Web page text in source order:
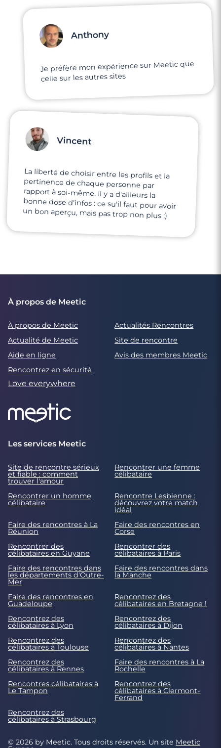
Anthony
Je préfère mon expérience sur Meetic que
celle sur les autres sites
Vincent
La liberté de choisir entre les profils et la
pertinence de chaque personne par
rapport à soi-même. Il y a d'ailleurs la
bonne dose d'infos : ce su'il faut pour avoir
un bon aperçu, mais pas trop non plus ;)
À propos de Meetic
À propos de Meetic
Actualités Rencontres
Actualité de Meetic
Site de rencontre
Aide en ligne
Avis des membres Meetic
Rencontrez en sécurité
Love everywhere
Les services Meetic
Site de rencontre sérieux
et fiable : comment
trouver l'amour
Rencontrer une femme
célibataire
Rencontrer un homme
célibataire
Rencontre Lesbienne :
découvrez votre match
idéal
Faire des rencontres à La
Réunion
Faire des rencontres en
Corse
Rencontrer des
célibataires en Guyane
Rencontrer des
célibataires à Paris
Faire des rencontres dans
les départements d'Outre-
Mer
Faire des rencontres dans
la Manche
Faire des rencontres en
Guadeloupe
Rencontrez des
célibataires en Bretagne !
Rencontrez des
célibataires à Lyon
Rencontrez des
célibataires à Dijon
Rencontrez des
célibataires à Toulouse
Rencontrez des
célibataires à Nantes
Rencontrez des
célibataires à Rennes
Faire des rencontres à La
Rochelle
Rencontres célibataires à
Le Tampon
Rencontrez des
célibataires à Clermont-
Ferrand
Rencontrez des
célibataires à Strasbourg
© 2026 by Meetic. Tous droits réservés. Un site Meetic